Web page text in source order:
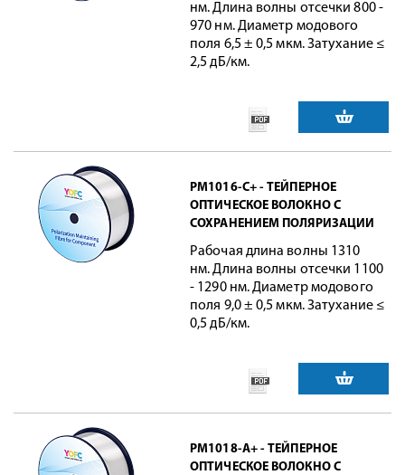
нм. Длина волны отсечки 800 -
970 нм. Диаметр модового
поля 6,5 ± 0,5 мкм. Затухание ≤
2,5 дБ/км.
PM1016-C+ - ТЕЙПЕРНОЕ
ОПТИЧЕСКОЕ ВОЛОКНО С
СОХРАНЕНИЕМ ПОЛЯРИЗАЦИИ
Рабочая длина волны 1310
нм. Длина волны отсечки 1100
- 1290 нм. Диаметр модового
поля 9,0 ± 0,5 мкм. Затухание ≤
0,5 дБ/км.
PM1018-A+ - ТЕЙПЕРНОЕ
ОПТИЧЕСКОЕ ВОЛОКНО С